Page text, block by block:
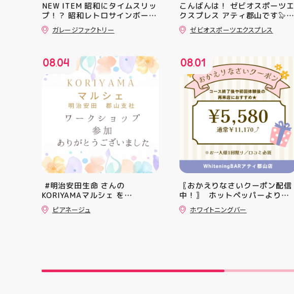
️NEW ITEM️ 昭和にタイムスリッ
プ！？ 昭和レトロサインボード
大量入荷しました！ 今回はお菓
子系をまとめてみました お部屋
ロ #アティ郡山 #福島県 #郡山
駅前 #郡山市
ガレージファクトリー
08.04
⁡ #明治安田生命 さんの
KORIYAMAマルシェ を
@hic20240729 HICさんにお誘
い頂き参加させて頂きました。 ⁡
ピアネージュ
こんばんは！ ゼビオスポーツエ
クスプレス アティ郡山です🦭
・ ★本日のラジオ★は アシッ
クスからランニングシューズ
反発性に優れた「FF TURBO
SQUARED」を新搭載し、推進力
を向上させました！
☆ASICSGRIPを前足部に追加
し、グリップ力を向上させまし
た！ ☆市場トレンドの反発性と
クッション性を表したデザイン
と優れた通気性を兼ね備えた
「エンジニアードウーブンアッ
パー」を搭載しました！ ・ 長
距離をカジュアルに走りたい方
や仕事履き、夏のお出かけで長
距離歩く方向けのクッションシ
ューズになっています 人気ラン
ニングシューズの最新作になり
ます！ ・ 気になる方は是非、
ゼビオスポーツエクスプレス
08.01
〖おかえりなさいクーポン配信
中！〗 ⁡ ホットペッパーより通
常￥11,170······▸ ￥5️⃣,5️⃣8️⃣0️⃣
のお得なクーポン配信中です★ ⁡
ます️ #ホワイトニンク #ホワイ
ホワイトニングバー